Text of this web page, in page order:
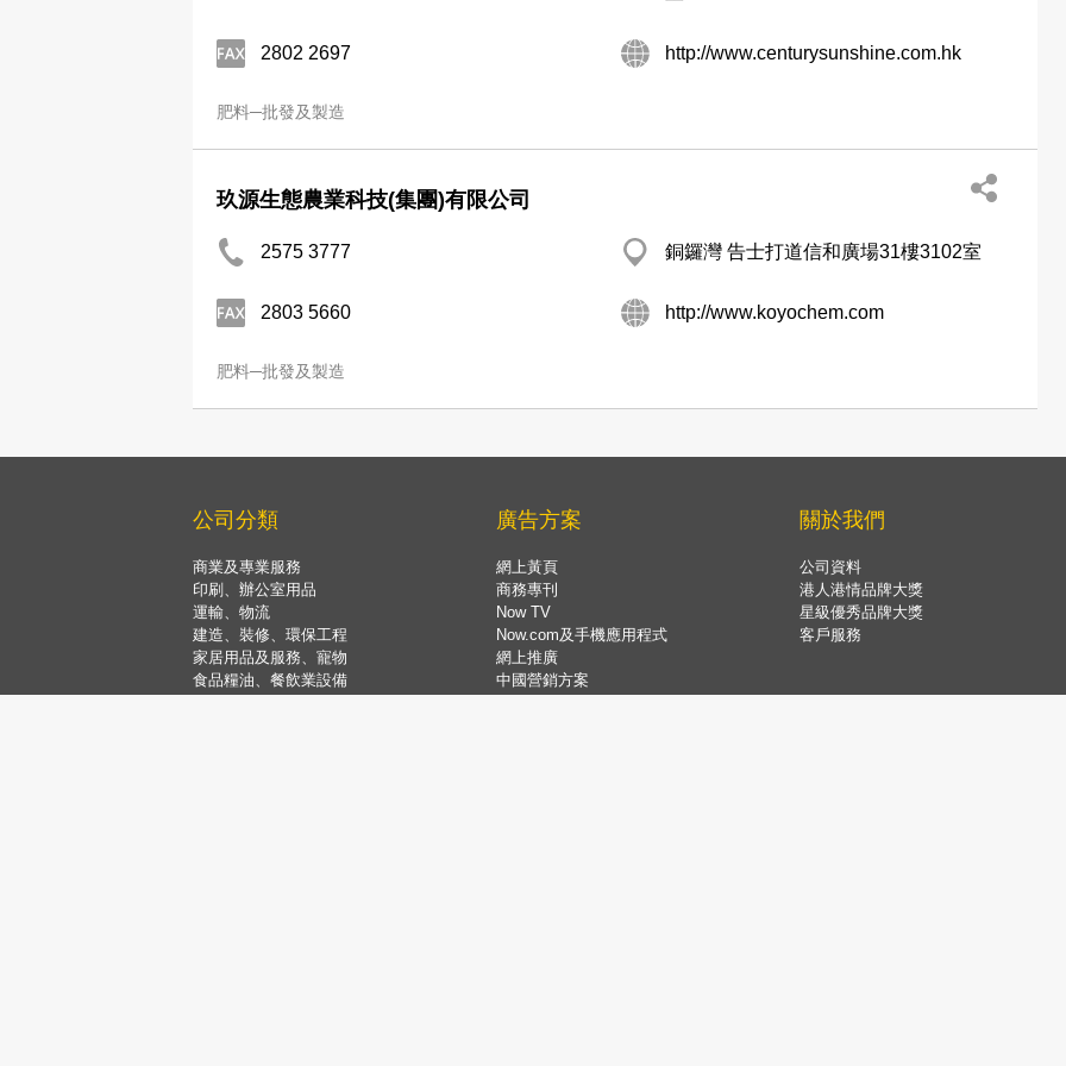
2802 2697 http://www.centurysunshine.com.hk
肥料─批發及製造
玖源生態農業科技(集團)有限公司
2575 3777 銅鑼灣 告士打道信和廣場31樓3102室
2803 5660 http://www.koyochem.com
肥料─批發及製造
公司分類
商業及專業服務
印刷、辦公室用品
運輸、物流
建造、裝修、環保工程
家居用品及服務、寵物
食品糧油、餐飲業設備
廣告方案
網上黃頁
商務專刊
Now TV
Now.com及手機應用程式
網上推廣
中國營銷方案
關於我們
公司資料
港人港情品牌大獎
星級優秀品牌大獎
客戶服務